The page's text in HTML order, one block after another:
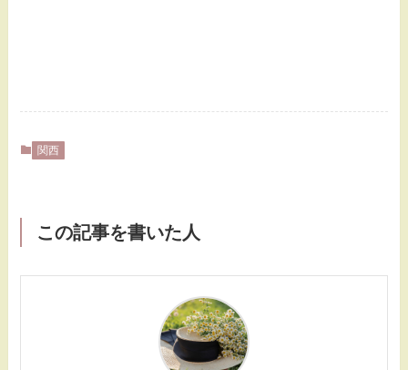
関西
この記事を書いた人